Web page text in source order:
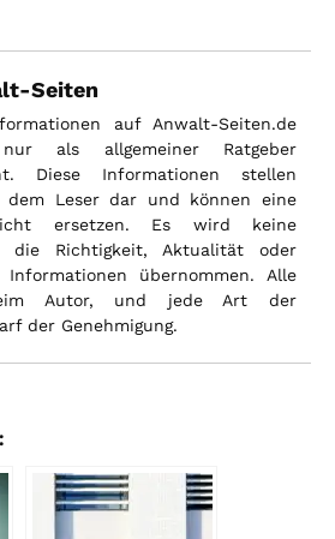
Seiten
auf Anwalt-Seiten.de
als allgemeiner Ratgeber
Diese Informationen stellen
dem Leser dar und können eine
ersetzen. Es wird keine
die Richtigkeit, Aktualität oder
übernommen. Alle
Autor, und jede Art der
der Genehmigung.